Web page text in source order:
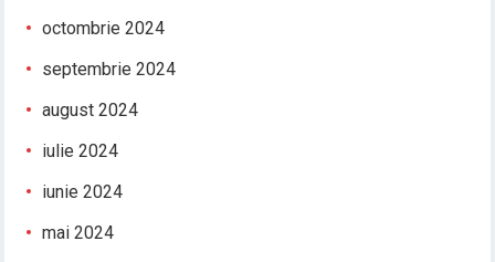
octombrie 2024
septembrie 2024
august 2024
iulie 2024
iunie 2024
mai 2024